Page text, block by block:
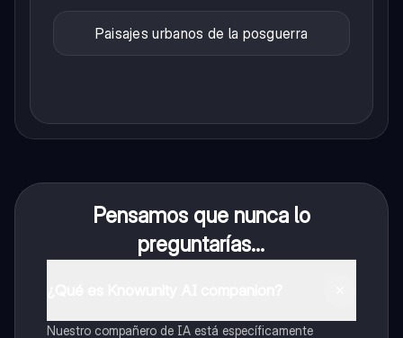
Paisajes urbanos de la posguerra
Pensamos que nunca lo
preguntarías...
Nuestro compañero de IA está específicamente